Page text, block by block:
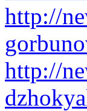
http://
http://